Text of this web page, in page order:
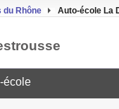
du Rhône Auto-école La
école